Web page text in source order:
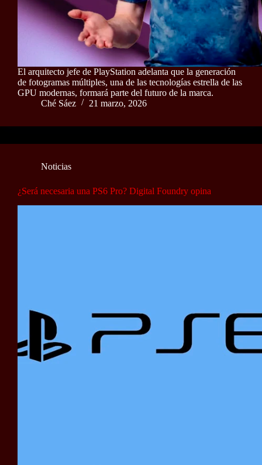
El arquitecto jefe de PlayStation adelanta que la generación
de fotogramas múltiples, una de las tecnologías estrella de las
GPU modernas, formará parte del futuro de la marca.
Ché Sáez
21 marzo, 2026
Noticias
¿Será necesaria una PS6 Pro? Digital Foundry opina